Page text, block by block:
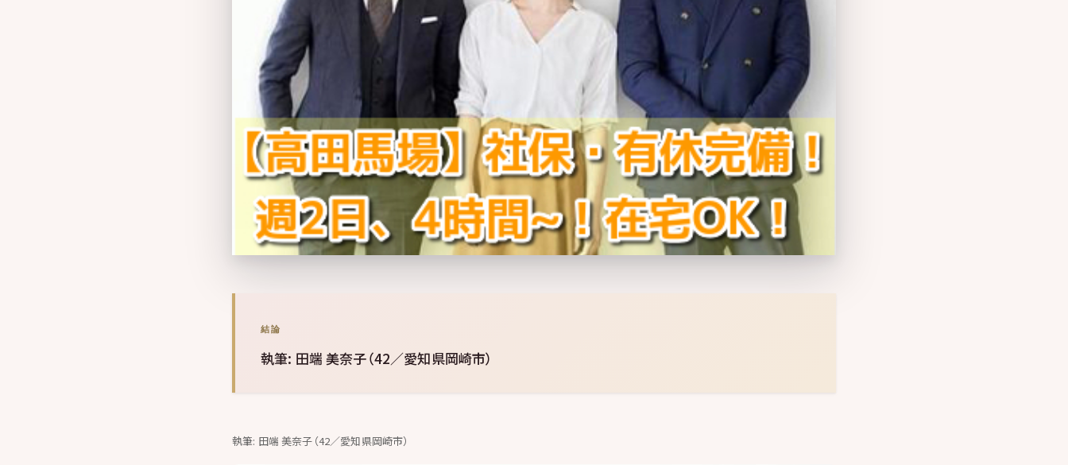
結論
執筆: 田端 美奈子（42／愛知県岡崎市）
執筆: 田端 美奈子（42／愛知県岡崎市）